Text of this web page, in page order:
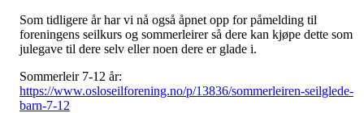
Som tidligere år har vi nå også åpnet opp for påmelding til
foreningens seilkurs og sommerleirer så dere kan kjøpe dette som
julegave til dere selv eller noen dere er glade i.
Sommerleir 7-12 år:
https://www.osloseilforening.no/p/13836/sommerleiren-seilglede-
barn-7-12